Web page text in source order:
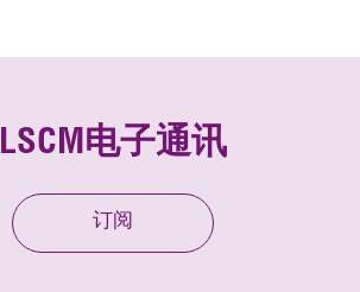
LSCM电子通讯
订阅